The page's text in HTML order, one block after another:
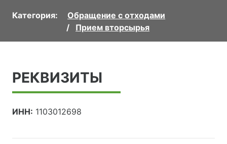
Категория:
Обращение с отходами
Прием вторсырья
РЕКВИЗИТЫ
ИНН: 1103012698